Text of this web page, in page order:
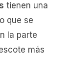
tienen una
que se
la parte
más